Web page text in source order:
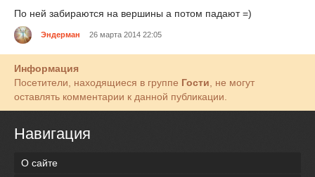
По ней забираются на вершины а потом падают =)
Эндерман 26 марта 2014 22:05
Информация
Посетители, находящиеся в группе Гости , не могут
оставлять комментарии к данной публикации.
Навигация
О сайте